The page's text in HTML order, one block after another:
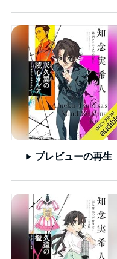
プレビューの再生